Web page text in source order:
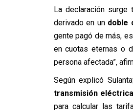
La declaración
derivado en un doble
gente pagó de más,
en cuotas eternas o
persona afectada”,
Según explicó
transmisión eléctrica
para calcular las